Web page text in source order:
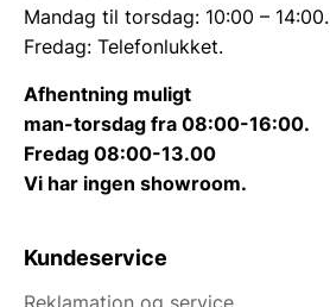
Mandag til torsdag: 10:00 – 14:00.
Fredag: Telefonlukket.
Afhentning muligt
man-torsdag fra 08:00-16:00.
Fredag 08:00-13.00
Vi har ingen showroom.
Kundeservice